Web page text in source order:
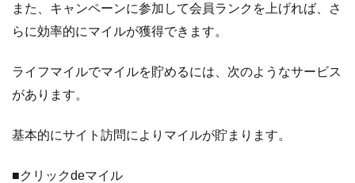
換
に
い
て
また、キャンペーンに参加して会員ランクを上げれば、さ
らに効率的にマイルが獲得できます。
ライフマイルでマイルを貯めるには、次のようなサービス
があります。
基本的にサイト訪問によりマイルが貯まります。
■クリックdeマイル